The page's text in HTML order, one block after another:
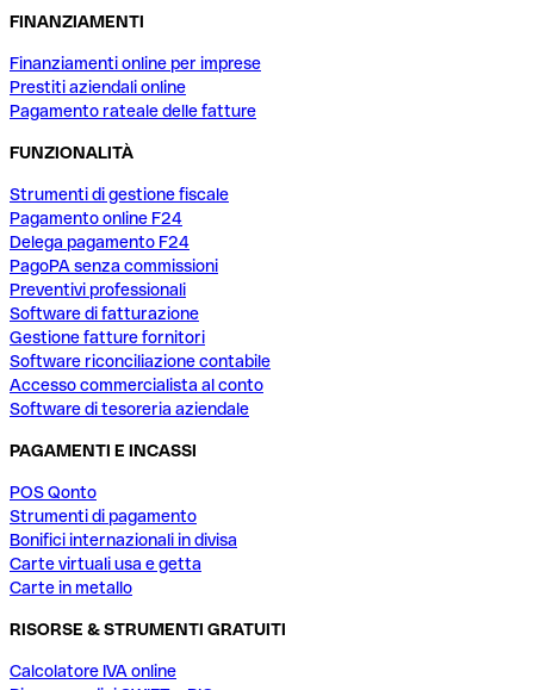
FINANZIAMENTI
Finanziamenti online per imprese
Prestiti aziendali online
Pagamento rateale delle fatture
FUNZIONALITÀ
Strumenti di gestione fiscale
Pagamento online F24
Delega pagamento F24
PagoPA senza commissioni
Preventivi professionali
Software di fatturazione
Gestione fatture fornitori
Software riconciliazione contabile
Accesso commercialista al conto
Software di tesoreria aziendale
PAGAMENTI E INCASSI
POS Qonto
Strumenti di pagamento
Bonifici internazionali in divisa
Carte virtuali usa e getta
Carte in metallo
RISORSE & STRUMENTI GRATUITI
Calcolatore IVA online